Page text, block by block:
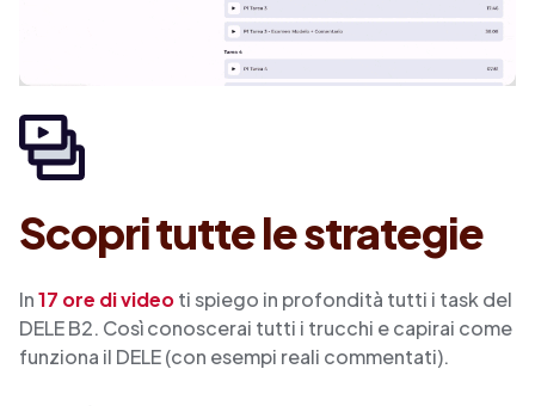
Scopri tutte le strategie
In17 ore di videoti spiego in profondità tutti i task del
DELE B2. Così conoscerai tutti i trucchi e capirai come
funziona il DELE (con esempi reali commentati).